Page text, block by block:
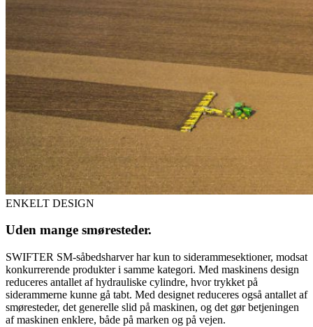
ENKELT DESIGN
Uden mange smøresteder.
SWIFTER SM-såbedsharver har kun to siderammesektioner, modsat
konkurrerende produkter i samme kategori. Med maskinens design
reduceres antallet af hydrauliske cylindre, hvor trykket på
siderammerne kunne gå tabt. Med designet reduceres også antallet af
smøresteder, det generelle slid på maskinen, og det gør betjeningen
af maskinen enklere, både på marken og på vejen.